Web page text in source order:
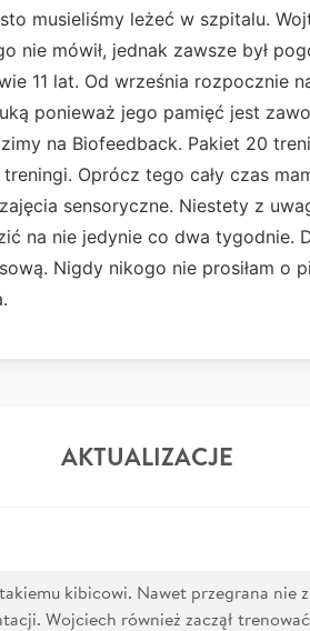
musieliśmy leżeć w szpitalu.
nie mówił, jednak zawsze był
11 lat. Od września rozpocznie
ponieważ jego pamięć jest
na Biofeedback. Pakiet 20
Oprócz tego cały czas
sensoryczne. Niestety z
na nie jedynie co dwa tygodnie.
Nigdy nikogo nie prosiłam o
AKTUALIZACJE
kibicowi. Nawet przegrana nie
Wojciech również zaczął